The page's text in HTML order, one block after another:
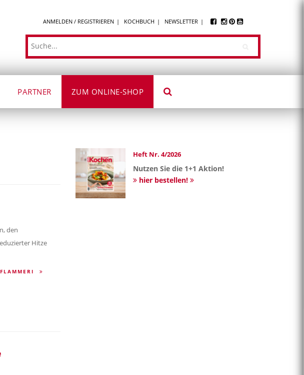
ANMELDEN / REGISTRIEREN KOCHBUCH NEWSLETTER
Suche
PARTNER ZUM ONLINE-SHOP
den
Hitze
Heft Nr. 4/2026
Nutzen Sie die 1+1 Aktion!
hier bestellen!